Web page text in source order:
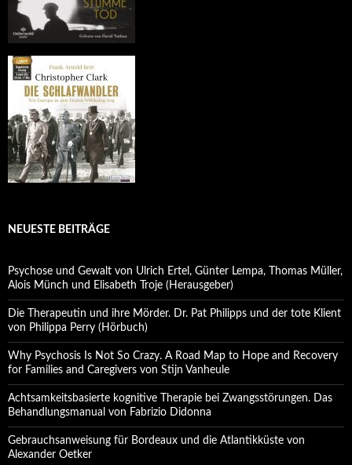
NEUESTE BEITRÄGE
Psychose und Gewalt von Ulrich Ertel, Günter Lempa, Thomas Müller,
Alois Münch und Elisabeth Troje (Herausgeber)
Die Therapeutin und ihre Mörder. Dr. Pat Philipps und der tote Klient
von Philippa Perry (Hörbuch)
Why Psychosis Is Not So Crazy. A Road Map to Hope and Recovery
for Families and Caregivers von Stijn Vanheule
Achtsamkeitsbasierte kognitive Therapie bei Zwangsstörungen. Das
Behandlungsmanual von Fabrizio Didonna
Gebrauchsanweisung für Bordeaux und die Atlantikküste von
Alexander Oetker